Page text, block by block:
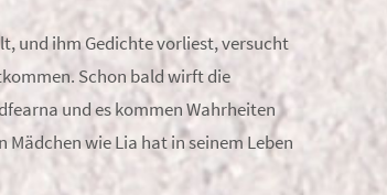
und ihm Gedichte vorliest, versucht
Schon bald wirft die
und es kommen Wahrheiten
Mädchen wie Lia hat in seinem Leben